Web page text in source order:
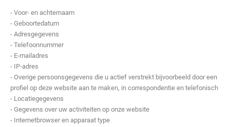
- Voor- en achternaam
- Geboortedatum
- Adresgegevens
- Telefoonnummer
- E-mailadres
- IP-adres
- Overige persoonsgegevens die u actief verstrekt bijvoorbeeld door een
profiel op deze website aan te maken, in correspondentie en telefonisch
- Locatiegegevens
- Gegevens over uw activiteiten op onze website
- Internetbrowser en apparaat type